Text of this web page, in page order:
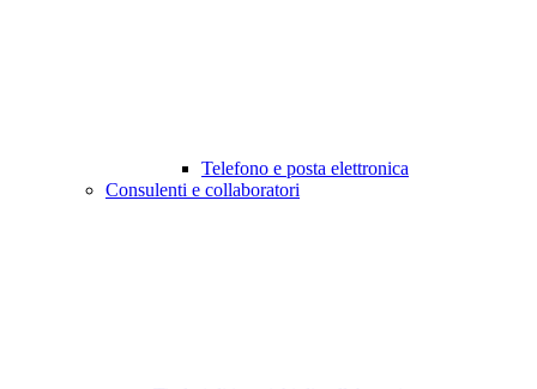
Telefono e posta elettronica
Consulenti e collaboratori